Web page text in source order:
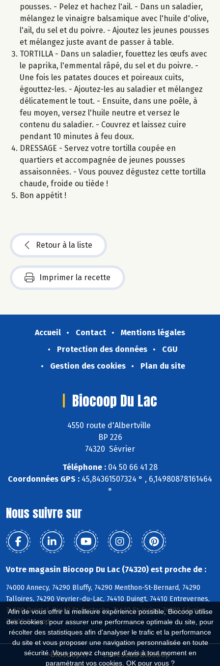
Afin de vous offrir la meilleure expérience possible, Biocoop utilise
des cookies : pour assurer une performance optimale du site, pour
récolter des statistiques afin d'analyser le trafic et la performance
du site et vous proposer une navigation personnalisée en toute
sécurité. Vous pouvez changer d'avis à tout moment en
paramétrant vos cookies. OK pour vous ?
pousses. - Pelez et hachez l'ail. - Dans un saladier,
mélangez le vinaigre balsamique avec l'huile d'olive,
l'ail, du sel et du poivre. - Ajoutez les jeunes pousses
et mélangez juste avant de passer à table.
TORTILLA - Dans un saladier, fouettez les œufs avec
le paprika, l'emmental râpé, du sel et du poivre. -
Une fois les patates douces et poireaux cuits,
égouttez-les. - Ajoutez-les au saladier et mélangez
délicatement le tout. - Ensuite, dans une poêle, à
feu moyen, versez l'huile neutre et versez le
contenu du saladier. - Couvrez et laissez cuire
pendant 10 minutes à feu doux.
DRESSAGE - Servez votre tortilla coupée en
quartiers et accompagnée de jeunes pousses
assaisonnées. - Vous pouvez dégustez cette tortilla
chaude, froide ou tiède !
Bon appétit !
Retour à la liste
Imprimer la recette
Accueil Contact
Mentions légales
Protection des données
CGU
Gestion des cookies
Plan du site
Biocoop Du Lac
4550 route d'Albertville
BP 226
74320 Sévrier
Téléphone : 04 50 66 41 28
Coordonnées GPS : 45,84361507324 ° , 6,14980878161464
°
Nous suivre sur
Votre magasin Biocoop Du Lac (74320) est proche de :
74000 Annecy, 74290 Bluffy, 74290 Menthon-St-Bernard, 74290
Talloires, 74290 Veyrier-du-Lac, 74410 Duingt, 74410 Entrevernes,
74600 Quintal, 74410 St-Eustache, 74410 St-Jorioz, 74320 Sévrier,
74600 Seynod
Biocoop.fr
Le réseau Biocoop